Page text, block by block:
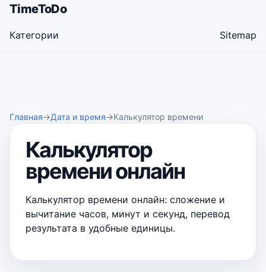
TimeToDo
Категории Sitemap
Главная→Дата и время→Калькулятор времени
Калькулятор
времени онлайн
Калькулятор времени онлайн: сложение и
вычитание часов, минут и секунд, перевод
результата в удобные единицы.